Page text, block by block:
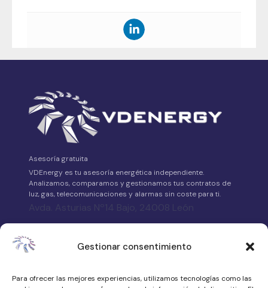
Gestionar consentimiento
Para ofrecer las mejores experiencias, utilizamos tecnologías como las
Asesoría gratuita
VDEnergy es tu asesoría energética independiente.
Analizamos, comparamos y gestionamos tus contratos de
luz, gas, telecomunicaciones y alarmas sin coste para ti.
Avda. Asturias Nº14 Bajo, 24008 León
·
atencionalcliente@vdenergy.es